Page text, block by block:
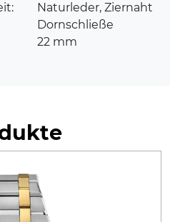
Naturleder, Ziernaht
Dornschließe
22 mm